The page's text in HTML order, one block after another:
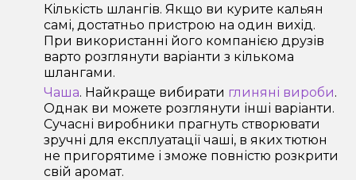
Кількість шлангів. Якщо ви курите кальян
самі, достатньо пристрою на один вихід.
При використанні його компанією друзів
варто розглянути варіанти з кількома
шлангами.
Чаша. Найкраще вибирати глиняні вироби.
Однак ви можете розглянути інші варіанти.
Сучасні виробники прагнуть створювати
зручні для експлуатації чаші, в яких тютюн
не пригорятиме і зможе повністю розкрити
свій аромат.